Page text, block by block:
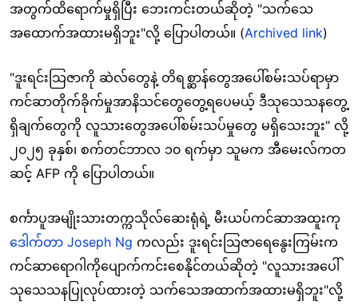
အတွက်ထိရောက်မှုရှိပြီး ဘေးကင်းတယ်ဆိုတဲ့ "သက်သေ
အထောက်အထားမရှိဘူး"လို့ ပြောပါတယ်။ (Archived link)
"ဒူးရင်းသြဇာကို ဆဲလ်တွေနဲ့ တိရစ္ဆာန်တွေအပေါ်စမ်းသပ်ရာမှာ
ကင်ဆာတိုက်ခိုက်မှုအာနိသင်တွေတွေ့ရပေမယ့် ဒီသုသေသနတွေ့
ရှိချက်တွေကို လူသားတွေအပေါ်စမ်းသပ်မှုတွေ မရှိသေးဘူး" လို့
၂၀၂၅ ခုနှစ်၊ စက်တင်ဘာလ ၁၀ ရက်မှာ သူမက အီမေးလ်ကတ
ဆင့် AFP ကို ပြောပါတယ်။
စင်္ကာပူအမျိုးသားတက္ကသိုလ်ဆေးရုံရဲ့ မီးယပ်ကင်ဆာအထူးကု
ဒေါက်တာ Joseph Ng ကလည်း ဒူးရင်းသြဇာရေနွေးကြမ်းက
ကင်ဆာရောဂါကိုပျောက်ကင်းစေနိုင်တယ်ဆိုတဲ့ "လူသားအပေါ်
သုသေသနပြုလုပ်ထားတဲ့ သက်သေအထာက်အထားမရှိဘူး"လို့